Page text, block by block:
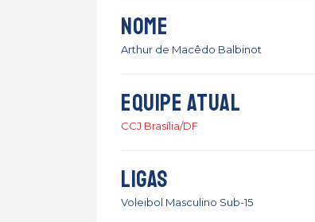
Nome
Arthur de Macêdo Balbinot
Equipe atual
CCJ Brasília/DF
Ligas
Voleibol Masculino Sub-15